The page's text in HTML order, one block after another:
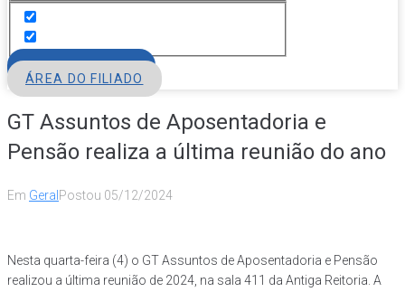
ÁREA DO FILIADO
GT Assuntos de Aposentadoria e
Pensão realiza a última reunião do ano
Em Geral Postou 05/12/2024
Nesta quarta-feira (4) o GT Assuntos de Aposentadoria e Pensão
realizou a última reunião de 2024, na sala 411 da Antiga Reitoria. A